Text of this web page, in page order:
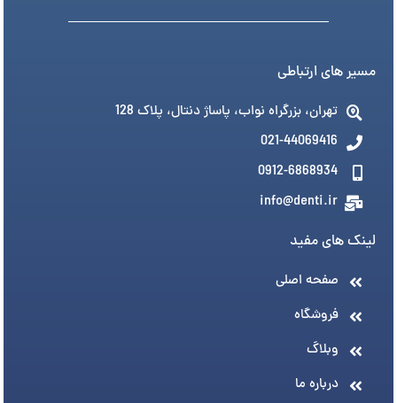
مسیر های ارتباطی
تهران، بزرگراه نواب، پاساژ دنتال، پلاک 128
021-44069416
0912-6868934
info@denti.ir
لینک های مفید
صفحه اصلی
فروشگاه
وبلاگ
درباره ما